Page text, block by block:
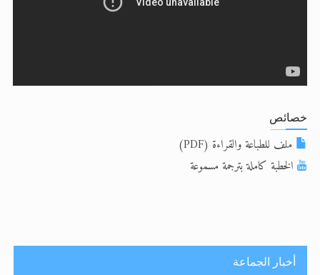
خصائص
ملف للطباعة والقراءة (PDF)
الخطبة كاملة بترجمة مسموعة
أخبار الجماعة